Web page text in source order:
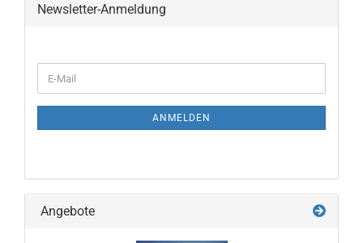
Newsletter-Anmeldung
ZUR
E-
Mail
ANMELDEN
Angebote